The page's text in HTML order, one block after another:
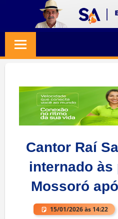
content
Jornalismo
Credibilidade
Cantor Raí
internado às
Mossoró
15/01/2026 às 14:22